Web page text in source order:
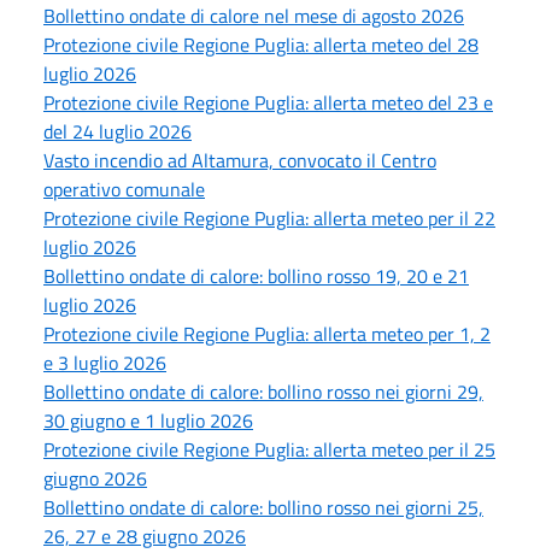
Bollettino ondate di calore nel mese di agosto 2026
Protezione civile Regione Puglia: allerta meteo del 28
luglio 2026
Protezione civile Regione Puglia: allerta meteo del 23 e
del 24 luglio 2026
Vasto incendio ad Altamura, convocato il Centro
operativo comunale
Protezione civile Regione Puglia: allerta meteo per il 22
luglio 2026
Bollettino ondate di calore: bollino rosso 19, 20 e 21
luglio 2026
Protezione civile Regione Puglia: allerta meteo per 1, 2
e 3 luglio 2026
Bollettino ondate di calore: bollino rosso nei giorni 29,
30 giugno e 1 luglio 2026
Protezione civile Regione Puglia: allerta meteo per il 25
giugno 2026
Bollettino ondate di calore: bollino rosso nei giorni 25,
26, 27 e 28 giugno 2026